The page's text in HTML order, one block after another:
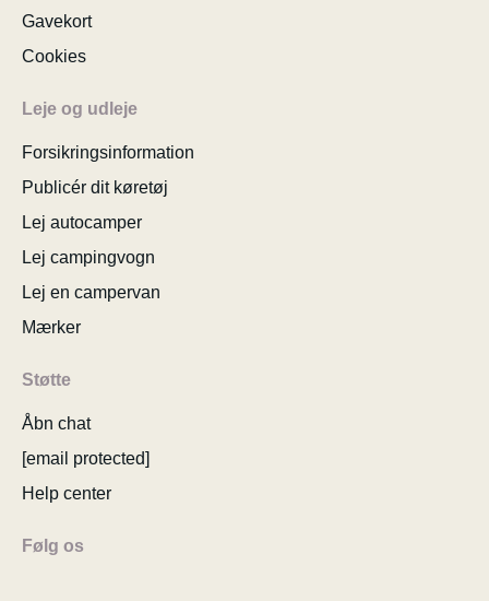
Gavekort
Cookies
Leje og udleje
Forsikringsinformation
Publicér dit køretøj
Lej autocamper
Lej campingvogn
Lej en campervan
Mærker
Støtte
Åbn chat
[email protected]
Help center
Følg os